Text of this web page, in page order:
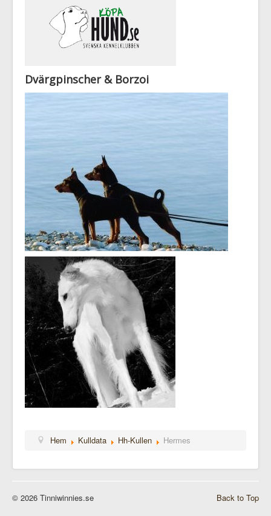
Dvärgpinscher & Borzoi
Hem Kulldata Hh-Kullen Hermes
Back to Top
© 2026 Tinniwinnies.se